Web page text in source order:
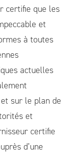
certifie que les
et
à toutes
actuelles
sur le plan de
et
certifie
d’une